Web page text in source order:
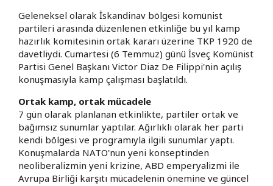
Geleneksel olarak İskandinav bölgesi komünist
partileri arasında düzenlenen etkinliğe bu yıl kamp
hazırlık komitesinin ortak kararı üzerine TKP 1920 de
davetliydi. Cumartesi (6 Temmuz) günü İsveç Komünist
Partisi Genel Başkanı Victor Diaz De Filippi'nin açılış
konuşmasıyla kamp çalışması başlatıldı.
Ortak kamp, ortak mücadele
7 gün olarak planlanan etkinlikte, partiler ortak ve
bağımsız sunumlar yaptılar. Ağırlıklı olarak her parti
kendi bölgesi ve programıyla ilgili sunumlar yaptı.
Konuşmalarda NATO'nun yeni konseptinden
neoliberalizmin yeni krizine, ABD emperyalizmi ile
Avrupa Birliği karşıtı mücadelenin önemine ve güncel